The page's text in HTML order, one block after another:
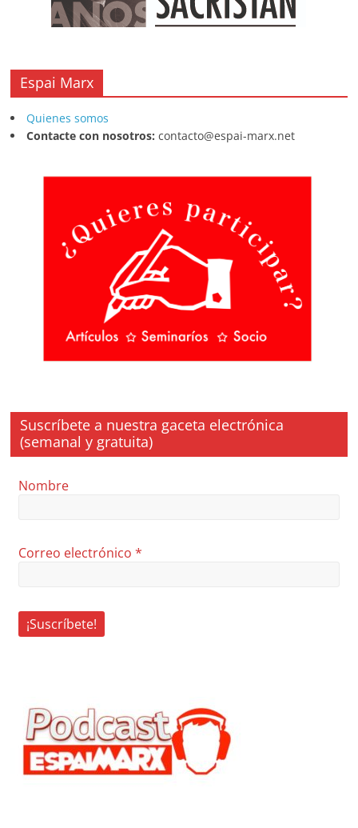
Espai Marx
Quienes somos
Contacte con nosotros: contacto@espai-marx.net
Suscríbete a nuestra gaceta electrónica
(semanal y gratuita)
Nombre
Correo electrónico*